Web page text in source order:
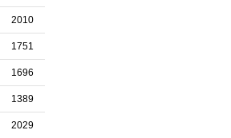
2010
1751
1696
1389
2029